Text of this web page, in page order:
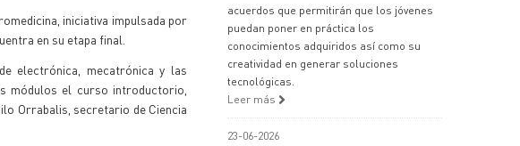
iniciativa impulsada por
en su etapa final.
electrónica, mecatrónica y las
módulos el curso introductorio,
Orrabalis, secretario de Ciencia
acuerdos que permitirán que los jóvenes
puedan poner en práctica los
conocimientos adquiridos así como su
creatividad en generar soluciones
tecnológicas.
Leer más
23-06-2026